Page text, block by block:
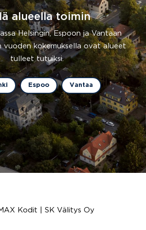
alueella toimin
Helsingin, Espoon ja Vantaan
vuoden kokemuksella ovat alueet
tulleet tutuiksi.
Espoo Vantaa